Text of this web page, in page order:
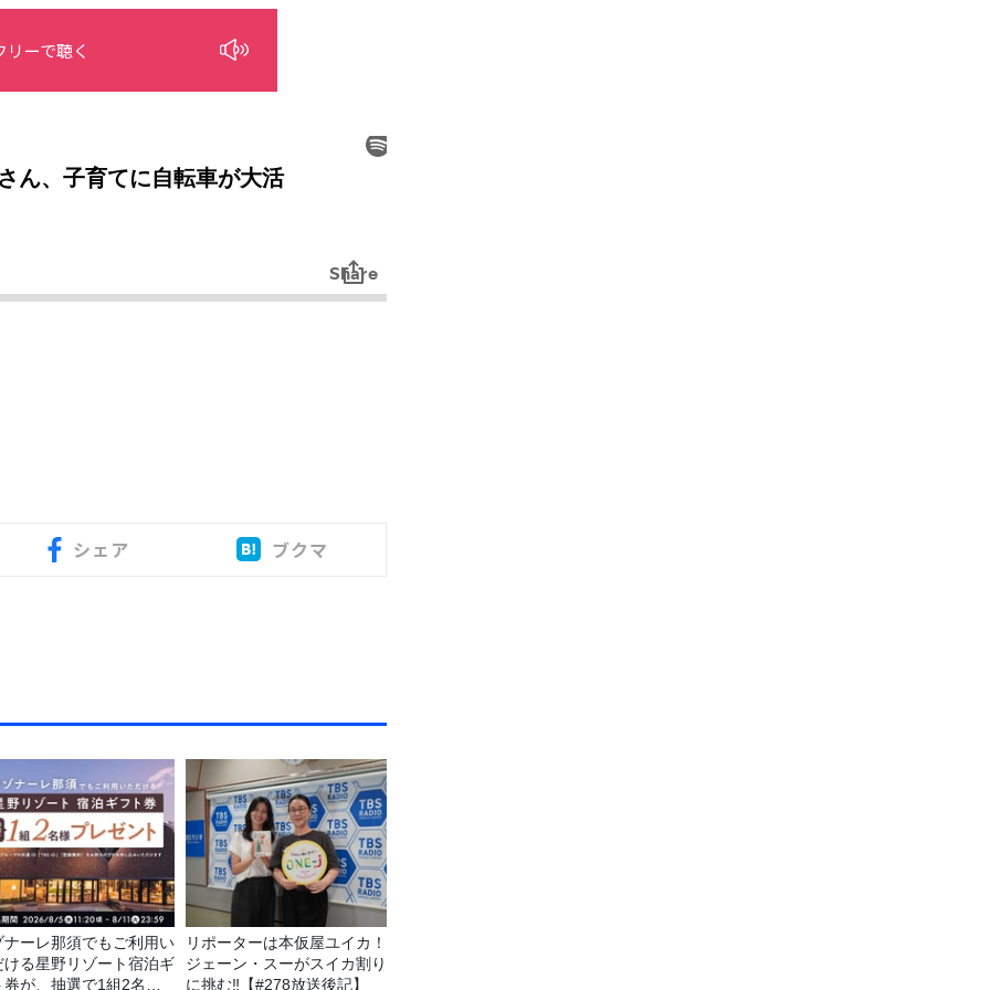
リーで聴く
シェア ブクマ
ナーレ那須でもご利用い
ける星野リゾート宿泊ギ
券が、抽選で1組2名様
リポーターは本仮屋ユイカ！
ジェーン・スーがスイカ割り
に挑む‼【#278放送後記】